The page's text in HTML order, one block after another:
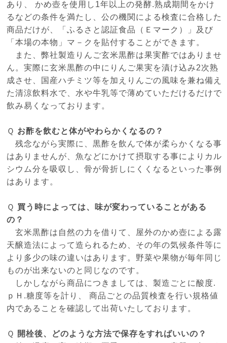
あり、 かめ壺を使用し1年以上の発酵.熟成期間をかけ
るなどの条件を満たし、公の機関による検査に合格した
商品だけが、「ふるさと認証食品（Ｅマーク）」及び
「本場の本物」マ－クを貼付することができます。
また、弊社製造りんご玄米黒酢は果実酢ではありませ
ん。実際に玄米黒酢の中にりんご果実を漬け込み2次熟
成させ、国産ハチミツ等を加えりんごの風味を兼ね備え
た清涼飲料水で、水や牛乳等で薄めていただけるだけで
飲み易くなっております。
Ｑ お酢を飲むと体がやわらかくなるの？
残念ながら実際に、黒酢を飲んで体が柔らかくなる事
はありませんが、魚などにかけて摂取する事によりカル
シウム分を吸収し、骨が骨折しにくくなるといった事例
はあります。
Ｑ 買う時によっては、味が変わっていることがある
の？
玄米黒酢は自然の力を借りて、屋外のかめ壺による露
天醸造法によって造られるため、その年の気候条件等に
より多少の味の違いはあります。野菜や果物が毎年同じ
ものが出来ないのと同じなのです。
しかしながら商品につきましては、製造ごとに酸度.
ｐＨ.糖度等を計り、 商品ごとの品質検査を行い規格値
内であることを確認して出荷いたしております。
Ｑ 開栓後、どのような方法で保存をすればいいの？